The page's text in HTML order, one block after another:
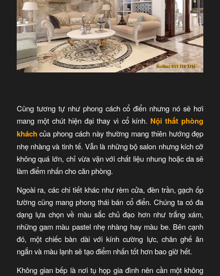
Cũng tương tự như phong cách cổ điển nhưng nó sẽ hơi
mang một chút hiện đại thay vì cổ kính. Nội thất phòng
khách của phong cách này thường mang thiên hướng đẹp
nhẹ nhàng và tinh tế. Vẫn là những bộ salon nhưng kích cỡ
không quá lớn, chỉ vừa vặn với chất liệu nhung hoặc da sẽ
làm điểm nhấn cho căn phòng.
Ngoài ra, các chi tiết khác như rèm cửa, đèn trần, gạch ốp
tường cũng mang phong thái bán cổ điển. Chúng ta có đa
dạng lựa chọn về màu sắc chủ đạo hơn như trắng xám,
những gam màu pastel nhẹ nhàng hay màu be. Bên cạnh
đó, một chiếc bàn dài với kính cường lực, chân ghế ăn
ngắn và màu lạnh sẽ tạo điểm nhấn tốt hơn bao giờ hết.
Không gian bếp là nơi tụ họp gia đình nên cần một không